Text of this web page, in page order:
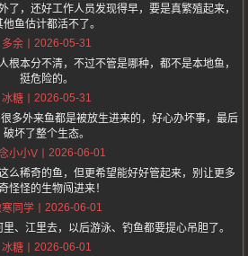
了，还好工作人员发现得早，要是真繁殖起来，
他鱼估计都活不了。
多余
2026-05-31
根本分不清，不过不管是哪种，都不是本地鱼，
挺危险的。
冰糖
2026-05-31
多外来鱼都是被放生进来的，好心办坏事，最后
破坏了整个生态。
小小V
2026-06-01
么稀奇的鱼，但更希望能好好管起来，别让更多
怪怪的生物闯进来！
同学
2026-06-01
、江里去，以后游泳、钓鱼都要提心吊胆了。
冰糖
2026-06-01